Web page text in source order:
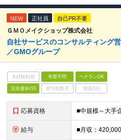
NEW 正社員 自己PR不要
ＧＭＯメイクショップ株式会社
自社サービスのコンサルティング
／GMOグループ
未経験歓迎 学歴不問 ベテランOK
完全週休2日 賞与複数月 面接1回
応募資格
給与